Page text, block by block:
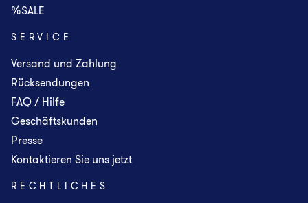
%SALE
SERVICE
Versand und Zahlung
Rücksendungen
FAQ / Hilfe
Geschäftskunden
Presse
Kontaktieren Sie uns jetzt
RECHTLICHES